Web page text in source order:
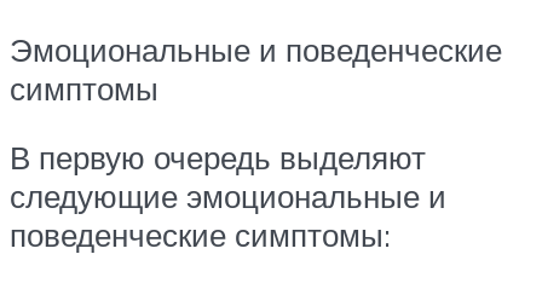
Эмоциональные и поведенческие
симптомы
В первую очередь выделяют
следующие эмоциональные и
поведенческие симптомы: